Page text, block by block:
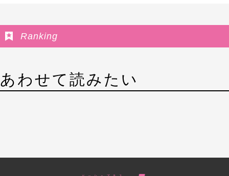
Ranking
あわせて読みたい